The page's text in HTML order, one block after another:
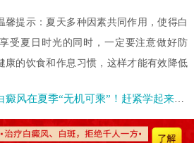
提示：夏天多种因素共同作用，使得白
受夏日时光的同时，一定要注意做好防
康的饮食和作息习惯，这样才能有效降低
风在夏季“无机可乘”！赶紧学起来！